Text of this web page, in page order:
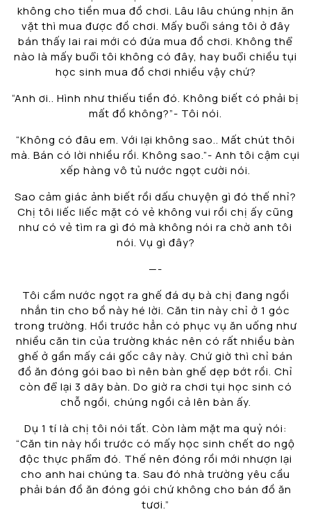
không cho tiền mua đồ chơi. Lâu lâu chúng nhịn ăn
vặt thì mua được đồ chơi. Mấy buổi sáng tôi ở đây
bán thấy lai rai mới có đứa mua đồ chơi. Không thể
nào là mấy buổi tôi không có đây, hay buổi chiều tụi
học sinh mua đồ chơi nhiều vậy chứ?
“Anh ơi.. Hình như thiếu tiền đó. Không biết có phải bị
mất đồ không?”- Tôi nói.
“Không có đâu em. Với lại không sao.. Mất chút thôi
mà. Bán có lời nhiều rồi. Không sao.”- Anh tôi cậm cụi
xếp hàng vô tủ nước ngọt cười nói.
Sao cảm giác ảnh biết rồi dấu chuyện gì đó thế nhỉ?
Chị tôi liếc liếc mặt có vẻ không vui rồi chị ấy cũng
như có vẻ tìm ra gì đó mà không nói ra chờ anh tôi
nói. Vụ gì đây?
—-
Tôi cầm nước ngọt ra ghế đá dụ bà chị đang ngồi
nhắn tin cho bồ này hé lời. Căn tin này chỉ ở 1 góc
trong trường. Hồi trước hẳn có phục vụ ăn uống như
nhiều căn tin của trường khác nên có rất nhiều bàn
ghế ở gần mấy cái gốc cây này. Chứ giờ thì chỉ bán
đồ ăn đóng gói bao bì nên bàn ghế dẹp bớt rồi. Chỉ
còn để lại 3 dãy bàn. Do giờ ra chơi tụi học sinh có
chỗ ngồi, chúng ngồi cả lên bàn ấy.
Dụ 1 tí là chị tôi nói tất. Còn làm mặt ma quỷ nói:
“Căn tin này hồi trước có mấy học sinh chết do ngộ
độc thực phẩm đó. Thế nên đóng rồi mới nhượn lại
cho anh hai chúng ta. Sau đó nhà trường yêu cầu
phải bán đồ ăn đóng gói chứ không cho bán đồ ăn
tươi.”